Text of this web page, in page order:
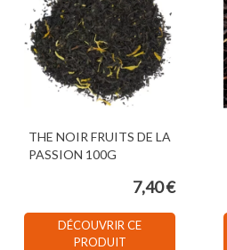
THE NOIR FRUITS DE LA
PASSION 100G
7,40 €
DÉCOUVRIR CE
PRODUIT